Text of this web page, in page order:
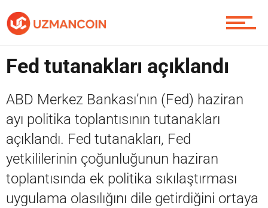
Fed tutanakları açıklandı
ABD Merkez Bankası’nın (Fed) haziran
ayı politika toplantısının tutanakları
açıklandı. Fed tutanakları, Fed
yetkililerinin çoğunluğunun haziran
toplantısında ek politika sıkılaştırması
uygulama olasılığını dile getirdiğini ortaya